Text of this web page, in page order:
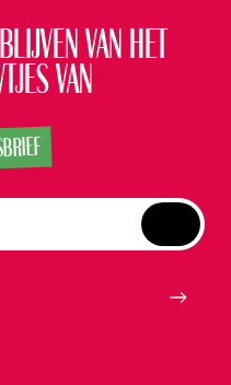
van het
van